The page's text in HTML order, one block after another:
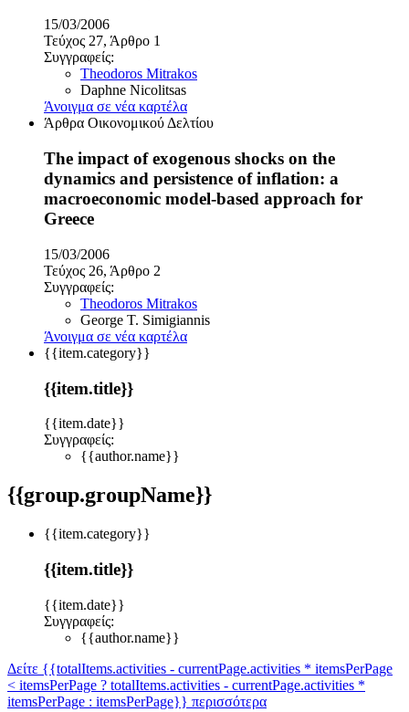
15/03/2006
Τεύχος 27, Άρθρο 1
Συγγραφείς:
Theodoros Mitrakos
Daphne Nicolitsas
Άνοιγμα σε νέα καρτέλα
Άρθρα Οικονομικού Δελτίου
The impact of exogenous shocks on the
dynamics and persistence of inflation: a
macroeconomic model-based approach for
Greece
15/03/2006
Τεύχος 26, Άρθρο 2
Συγγραφείς:
Theodoros Mitrakos
George T. Simigiannis
Άνοιγμα σε νέα καρτέλα
{{item.category}}
{{item.title}}
{{item.date}}
Συγγραφείς:
{{author.name}}
{{group.groupName}}
{{item.category}}
{{item.title}}
{{item.date}}
Συγγραφείς:
{{author.name}}
Δείτε {{totalItems.activities - currentPage.activities * itemsPerPage
< itemsPerPage ? totalItems.activities - currentPage.activities *
itemsPerPage : itemsPerPage}} περισσότερα